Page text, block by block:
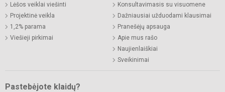
Lėšos veiklai viešinti
Projektinė veikla
1,2% parama
Viešieji pirkimai
Konsultavimasis su visuomene
Dažniausiai užduodami klausimai
Pranešėjų apsauga
Apie mus rašo
Naujienlaiškiai
Sveikinimai
Pastebėjote klaidų?